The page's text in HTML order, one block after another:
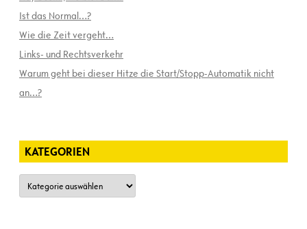
Ist das Normal…?
Wie die Zeit vergeht…
Links- und Rechtsverkehr
Warum geht bei dieser Hitze die Start/Stopp-Automatik nicht
an…?
KATEGORIEN
Kategorien